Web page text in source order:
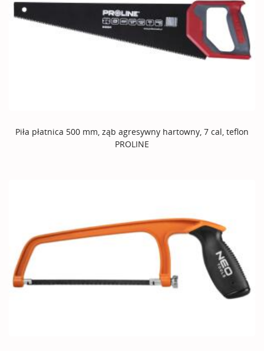
Piła płatnica 500 mm, ząb agresywny hartowny, 7 cal, teflon
PROLINE